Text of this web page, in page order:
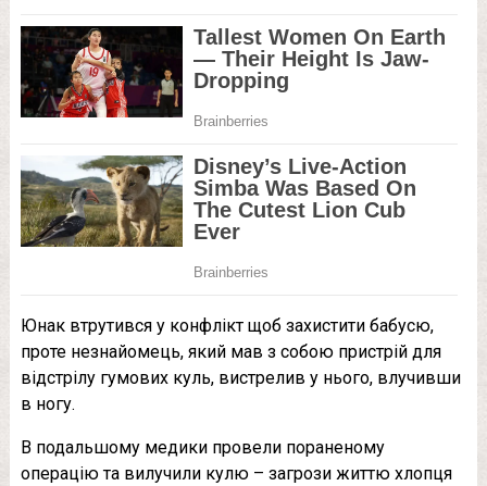
Юнак втрутився у конфлікт щоб захистити бабусю,
проте незнайомець, який мав з собою пристрій для
відстрілу гумових куль, вистрелив у нього, влучивши
в ногу.
В подальшому медики провели пораненому
операцію та вилучили кулю – загрози життю хлопця